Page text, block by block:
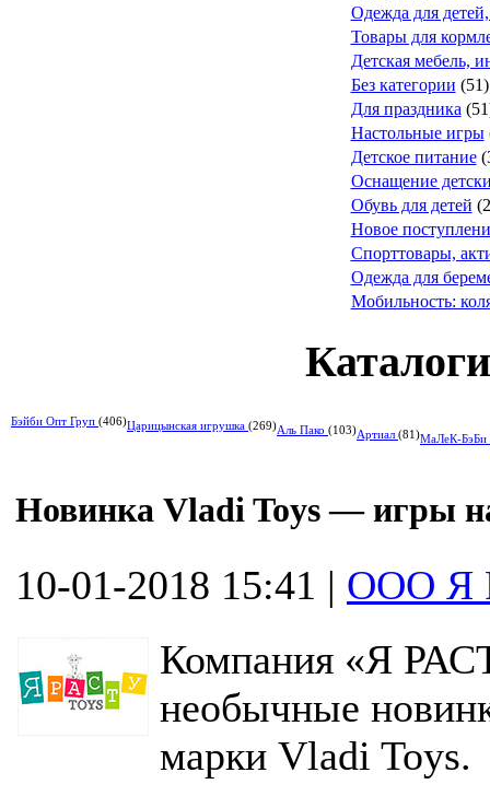
Одежда для
Товары для
Детская мебель,
Без категории (51)
Для праздника
Настольные игры
Детское питание
Оснащение
Обувь для детей
Новое
Спорттовары,
Одежда для
Мобильность:
Бэйби Опт Груп (406)Царицынская игрушка (269)Аль Пако (103)Артиал (81)МаЛеК-БэБи
Новинка Vladi Toys — игры
10-01-2018 15:41 | ООО Я
Компания «Я
необычные
марки Vladi Toys.